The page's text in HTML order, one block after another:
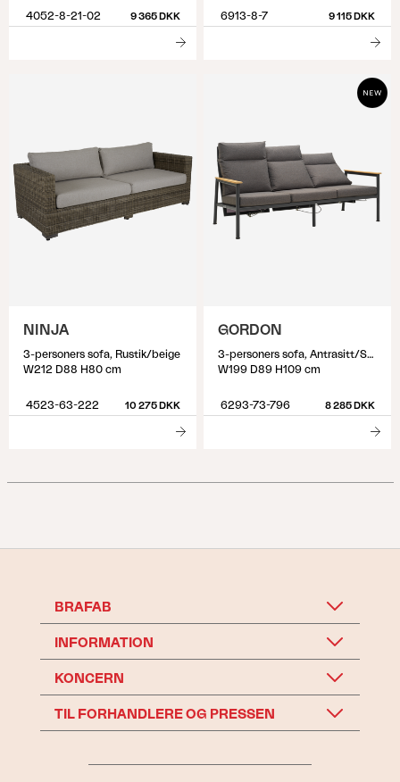
4052-8-21-02 9 365 DKK 6913-8-7 9 115 DKK
NINJA
3-personers sofa, Rustik/beige
W212 D88 H80 cm
4523-63-222 10 275 DKK
GORDON
3-personers sofa, Antrasitt/Soft Dawn
W199 D89 H109 cm
6293-73-796 8 285 DKK
BRAFAB
INFORMATION
KONCERN
TIL FORHANDLERE OG PRESSEN